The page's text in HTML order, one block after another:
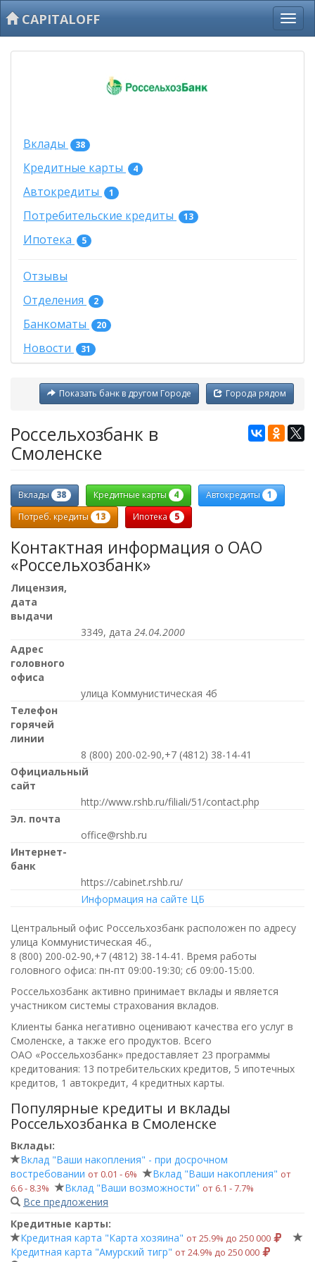
CAPITALOFF
Вклады 38
Кредитные карты 4
Автокредиты 1
Потребительские кредиты 13
Ипотека 5
Отзывы
Отделения
2
Банкоматы 20
Новости 31
Города рядом
Показать банк в другом Городе
Россельхозбанк в
Смоленске
Вклады 38 Кредитные карты 4 Автокредиты 1
Потреб. кредиты 13 Ипотека 5
Контактная информация о ОАО
«Россельхозбанк»
Лицензия,
дата
выдачи
3349, дата 24.04.2000
Адрес
головного
офиса
улица Коммунистическая 4б
Телефон
горячей
линии
8 (800) 200-02-90,+7 (4812) 38-14-41
Официальный
сайт
http://www.rshb.ru/filiali/51/contact.php
Эл. почта
office@rshb.ru
Интернет-
банк
https://cabinet.rshb.ru/
Информация на сайте ЦБ
Центральный офис Россельхозбанк расположен по адресу
улица Коммунистическая 4б.,
8 (800) 200-02-90,+7 (4812) 38-14-41 . Время работы
головного офиса: пн-пт 09:00-19:30; сб 09:00-15:00.
Россельхозбанк активно принимает вклады и является
участником системы страхования вкладов.
Клиенты банка негативно оценивают качества его услуг в
Смоленске, а также его продуктов. Всего
ОАО «Россельхозбанк» предоставляет 23 программы
кредитования: 13 потребительских кредитов, 5 ипотечных
кредитов, 1 автокредит, 4 кредитных карты.
Популярные кредиты и вклады
Россельхозбанка в Смоленске
Вклады:
Вклад "Ваши накопления" - при досрочном
востребовании от 0.01 ‑ 6% Вклад "Ваши накопления" от
6.6 ‑ 8.3%
Вклад "Ваши возможности" от 6.1 ‑ 7.7%
Все предложения
Кредитные карты:
Кредитная карта "Карта хозяина" от 25.9% до 250 000
Кредитная карта "Амурский тигр" от 24.9% до 250 000